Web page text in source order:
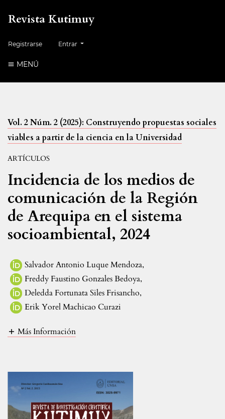
Revista Kutimuy
Registrarse Entrar
MENÚ
Vol. 2 Núm. 2 (2025): Construyendo propuestas sociales
viables a partir de la ciencia en la Universidad
ARTÍCULOS
Incidencia de los medios de
comunicación de la Región
de Arequipa en el sistema
socioambiental, 2024
Salvador Antonio Luque Mendoza,
Freddy Faustino Gonzales Bedoya,
Deledda Fortunata Siles Frisancho,
Erik Yorel Machicao Curazi
Más Información